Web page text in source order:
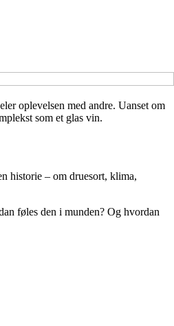
oplevelsen med andre. Uanset om
som et glas vin.
historie – om druesort, klima,
føles den i munden? Og hvordan